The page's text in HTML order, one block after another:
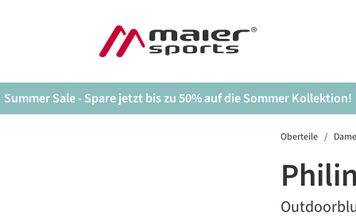
Summer Sale - Spare jetzt bis zu 50% auf die Sommer Kollektion!
Oberteile /